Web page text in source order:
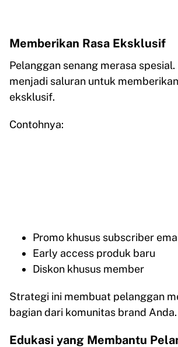
Memberikan Rasa Eksklusif
Pelanggan senang merasa spesial.
menjadi saluran untuk
eksklusif.
Contohnya:
Promo khusus subscriber
Early access produk baru
Diskon khusus member
Strategi ini membuat pelanggan
bagian dari komunitas brand Anda.
Edukasi yang Membantu